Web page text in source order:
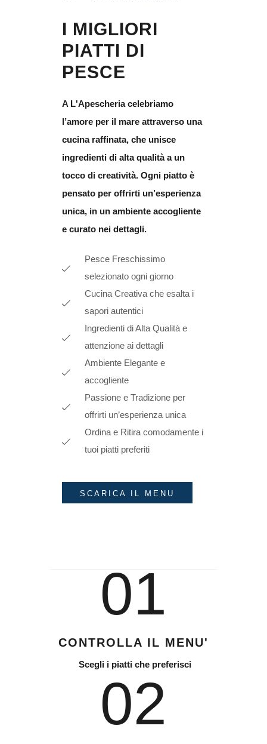
I MIGLIORI
PIATTI DI
PESCE
A L'Apescheriacelebriamo
l’amore per il mare attraverso una
cucina raffinata, che unisce
ingredienti di alta qualitàa un
tocco di creatività. Ogni piatto è
pensato per offrirti un’esperienza
unica, in un ambiente accogliente
e curato nei dettagli.
Pesce Freschissimo
selezionato ogni giorno
Cucina Creativa che esalta i
sapori autentici
Ingredienti di Alta Qualità e
attenzione ai dettagli
Ambiente Elegante e
accogliente
Passione e Tradizione per
offrirti un’esperienza unica
Ordina e Ritira comodamente i
tuoi piatti preferiti
SCARICA IL MENU
01
CONTROLLA IL MENU'
Scegli i piatti che preferisci
02